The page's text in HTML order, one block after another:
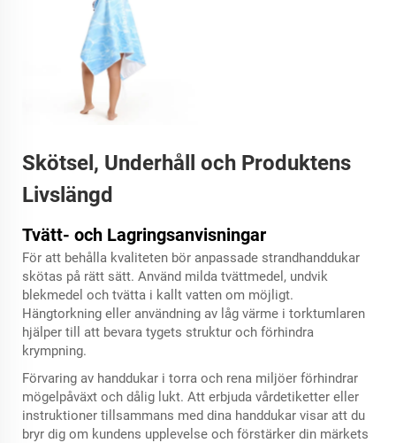
Skötsel, Underhåll och Produktens
Livslängd
Tvätt- och Lagringsanvisningar
För att behålla kvaliteten bör anpassade strandhanddukar
skötas på rätt sätt. Använd milda tvättmedel, undvik
blekmedel och tvätta i kallt vatten om möjligt.
Hängtorkning eller användning av låg värme i torktumlaren
hjälper till att bevara tygets struktur och förhindra
krympning.
Förvaring av handdukar i torra och rena miljöer förhindrar
mögelpåväxt och dålig lukt. Att erbjuda vårdetiketter eller
instruktioner tillsammans med dina handdukar visar att du
bryr dig om kundens upplevelse och förstärker din märkets